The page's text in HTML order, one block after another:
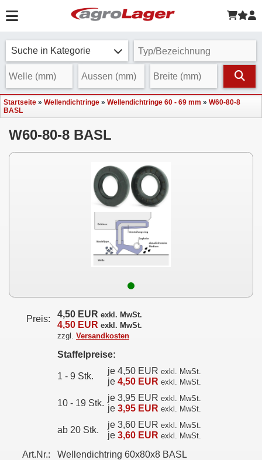
Suche in Kategorie
Startseite » Wellendichtringe » Wellendichtringe 60 - 69 mm » W60-80-8
BASL
W60-80-8 BASL
Preis: 4,50 EUR exkl. MwSt.
4,50 EUR exkl. MwSt.
zzgl. Versandkosten
Staffelpreise:
1 - 9 Stk.
je 4,50 EUR exkl. MwSt.
je 4,50 EUR exkl. MwSt.
10 - 19 Stk.
je 3,95 EUR exkl. MwSt.
je 3,95 EUR exkl. MwSt.
ab 20 Stk.
je 3,60 EUR exkl. MwSt.
je 3,60 EUR exkl. MwSt.
Art.Nr.: Wellendichtring 60x80x8 BASL